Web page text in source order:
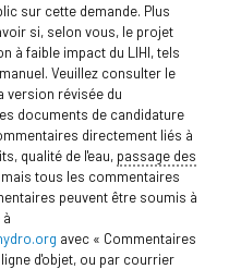
sur cette demande. Plus
si, selon vous, le projet
à faible impact du LIHI, tels
Veuillez consulter le
version révisée du
documents de candidature
directement liés à
qualité de l'eau, passage des
tous les commentaires
peuvent être soumis à
avec « Commentaires
d'objet, ou par courrier